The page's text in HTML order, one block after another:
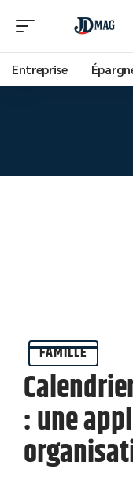
Entreprise
FAMILLE
: une